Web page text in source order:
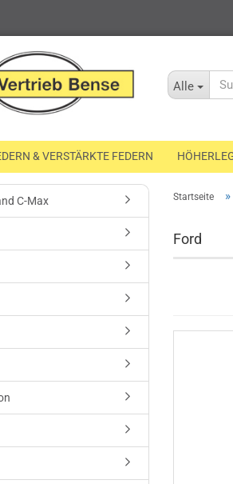
Alle
& VERSTÄRKTE FEDERN
Startseite »
Ford
C-Max